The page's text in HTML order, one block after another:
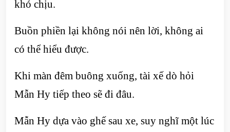
khó chịu.
Buồn phiền lại không nói nên lời, không ai
có thể hiểu được.
Khi màn đêm buông xuống, tài xế dò hỏi
Mẫn Hy tiếp theo sẽ đi đâu.
Mẫn Hy dựa vào ghế sau xe, suy nghĩ một lúc